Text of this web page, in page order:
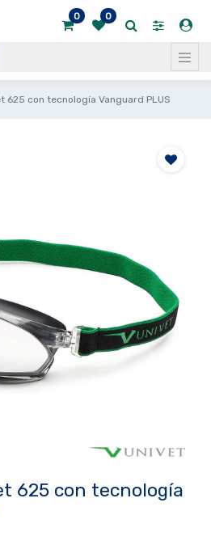
0 0
625 con tecnología Vanguard PLUS
625 con tecnología